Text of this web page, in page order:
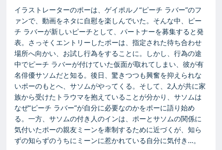
イラストレーターのポーは、ゲイポルノ“ピーチ ラバー”のフ
ァンで、動画をネタに自慰を楽しんでいた。そんな中、ピー
チ ラバーが新しいピーチとして、パートナーを募集すると発
表。さっそくエントリーしたポーは、指定された待ち合わせ
場所へ向かい、お試し行為をすることに。しかし、行為の途
中でピーチ ラバーが付けていた仮面が取れてしまい、彼が有
名俳優サソムだと知る。後日、驚きつつも興奮を抑えられな
いポーのもとへ、サソムがやってくる。そして、2人が共に家
族から受けたトラウマを抱えていることが分かり、サソムは
なぜ“ピーチ ラバー”が自分に必要なのかをポーに語り始め
る。一方、サソムの付き人のインは、ポーとサソムの関係に
気付いたポーの親友ミーンを牽制するために近づくが、知ら
ずの知らずのうちにミーンに惹かれている自分に気付き…。